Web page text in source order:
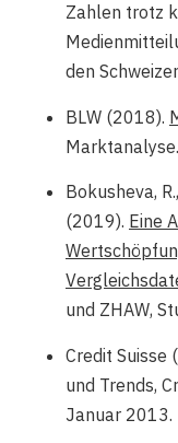
Zahlen trotz
den
BLW (2018).
Marktanalyse.
Bokusheva,
(2019). Eine
und ZHAW,
Credit Suisse
und Trends,
Januar 2013.